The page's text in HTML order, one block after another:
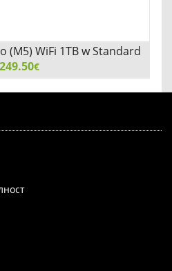
(M5) WiFi 1TB w Standard
Space Black
€